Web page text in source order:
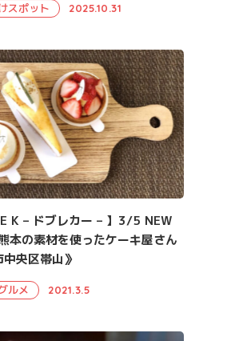
スポット 2025.10.31
K – ドブレカー – 】3/5 NEW
本の素材を使ったケーキ屋さん
中央区帯山》
ルメ 2021.3.5